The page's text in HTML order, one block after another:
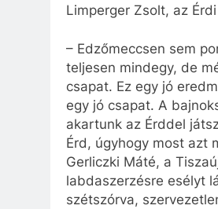
Limperger Zsolt, az
– Edzőmeccsen sem
teljesen mindegy, de
csapat. Ez egy jó
egy jó csapat. A
akartunk az Érddel
Érd, úgyhogy most azt
Gerliczki Máté, a
labdaszerzésre esélyt
szétszórva,